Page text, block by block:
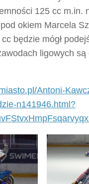
125 cc m.in.
okiem Marcela
będzie mógł
ligowych
Antoni-
n141946.html?